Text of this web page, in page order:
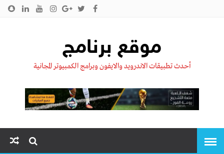
موقع برنامج
أحدث تطبيقات الاندرويد والايفون وبرامج الكمبيوتر المجانية